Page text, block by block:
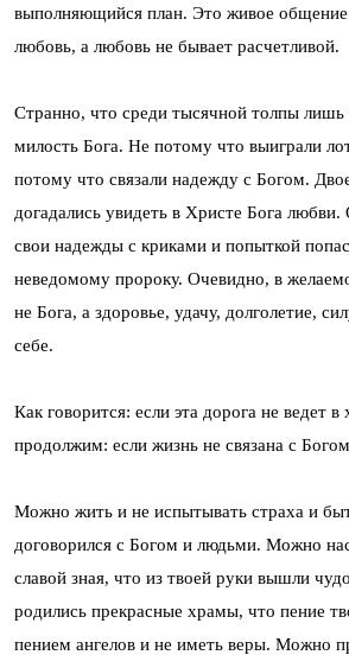
выполняющийся план. Это живое
любовь, а любовь не бывает расчетливой.
Странно, что среди тысячной толпы лишь
милость Бога. Не потому что выиграли
потому что связали надежду с Богом.
догадались увидеть в Христе Бога любви.
свои надежды с криками и попыткой
неведомому пророку. Очевидно, в
не Бога, а здоровье, удачу, долголетие,
себе.
Как говорится: если эта дорога не ведет
продолжим: если жизнь не связана с
Можно жить и не испытывать страха и
договорился с Богом и людьми. Можно
славой зная, что из твоей руки вышли
родились прекрасные храмы, что пение
пением ангелов и не иметь веры. Можно